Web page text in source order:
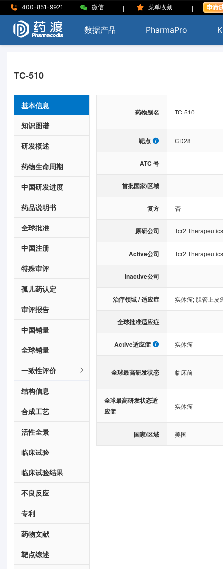
400-851-9921 | 微信 | 菜单收藏 |
数据产品 PharmaPro
TC-510
基本信息
知识图谱
研发概述
药物生命周期
中国研发进度
药品说明书
全球批准
中国注册
特殊审评
孤儿药认定
审评报告
中国销量
全球销量
一致性评价
结构信息
合成工艺
活性全景
临床试验
临床试验结果
不良反应
专利
药物文献
靶点综述
药物别名 TC-510
靶点 CD28
ATC 号
首批国家/区域
复方 否
原研公司 Tcr2
Active公司 Tcr2
Inactive公司
治疗领域 / 适应症 实体瘤; 胆管上皮
全球批准适应症
Active适应症 实体瘤
全球最高研发状态 临床前
全球最高研发状态适
应症
实体瘤
国家/区域 美国